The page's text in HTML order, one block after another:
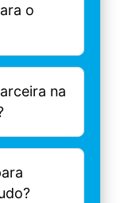
o
na